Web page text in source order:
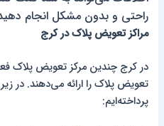
راحتی و بدون مشکل انجام
مراکز تعویض پلاک در کرج
در کرج چندین مرکز تعویض پلاک
تعویض پلاک را ارائه می‌دهند. در
پرداخته‌ایم: